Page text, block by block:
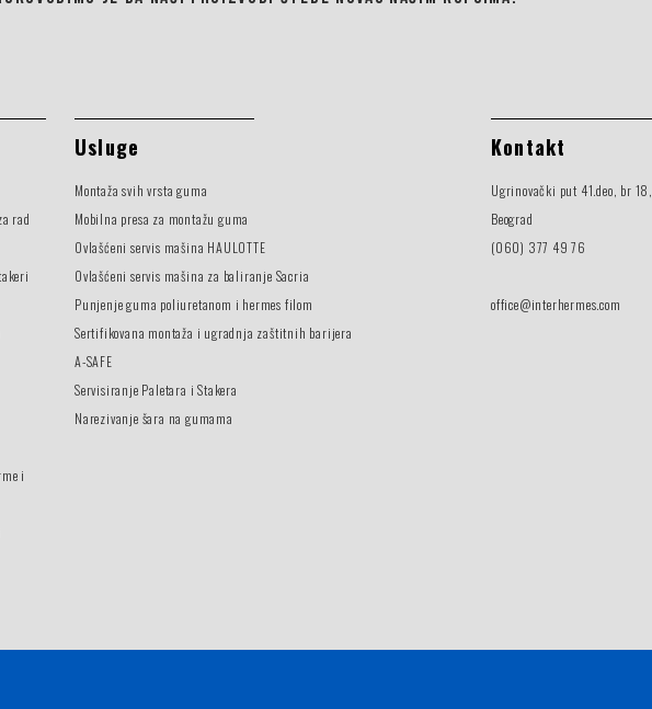
rad
i
Usluge
Montaža svih vrsta guma
Mobilna presa za montažu guma
Ovlašćeni servis mašina HAULOTTE
Ovlašćeni servis mašina za baliranje Sacria
Punjenje guma poliuretanom i hermes filom
Sertifikovana montaža i ugradnja zaštitnih barijera
A-SAFE
Servisiranje Paletara i Stakera
Narezivanje šara na gumama
Kontakt
Ugrinovački put 41.deo, br 18,
Beograd
(060) 377 49 76
office@interhermes.com